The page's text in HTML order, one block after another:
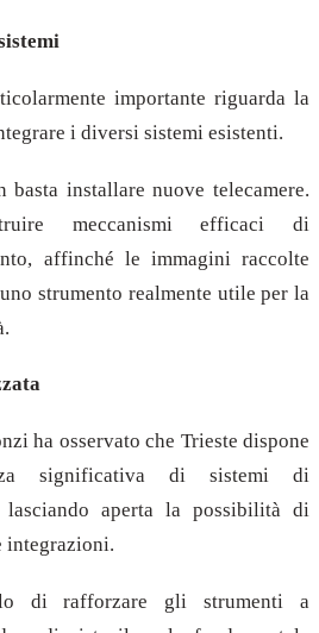
importante riguarda la
i diversi sistemi esistenti.
basta installare nuove telecamere.
meccanismi efficaci di
affinché le immagini raccolte
strumento realmente utile per la
ha osservato che Trieste dispone
significativa di sistemi di
lasciando aperta la possibilità di
integrazioni.
di rafforzare gli strumenti a